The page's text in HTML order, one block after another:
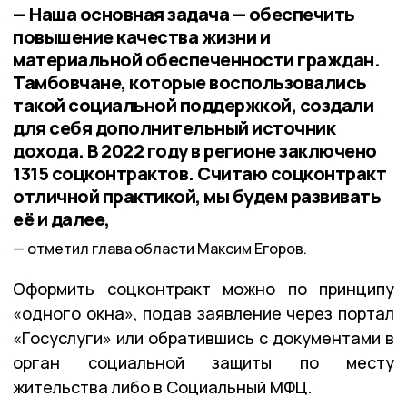
— Наша основная задача — обеспечить
повышение качества жизни и
материальной обеспеченности граждан.
Тамбовчане, которые воспользовались
такой социальной поддержкой, создали
для себя дополнительный источник
дохода. В 2022 году в регионе заключено
1315 соцконтрактов. Считаю соцконтракт
отличной практикой, мы будем развивать
её и далее,
отметил глава области Максим Егоров.
Оформить соцконтракт можно по принципу
«одного окна», подав заявление через портал
«Госуслуги» или обратившись с документами в
орган социальной защиты по месту
жительства либо в Социальный МФЦ.